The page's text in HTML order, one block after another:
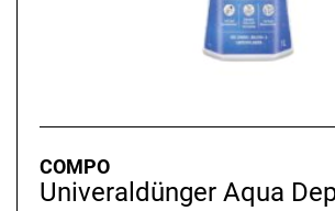
COMPO
Univeraldünger Aqua